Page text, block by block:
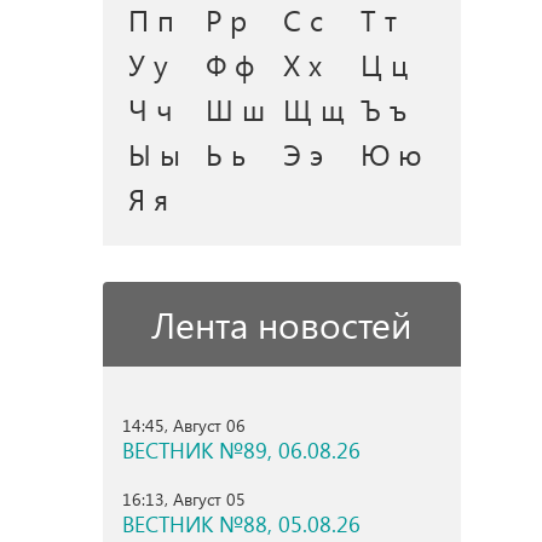
П п
Р р С с
Т т
У у
Ф ф Х х
Ц ц
Ч ч
Ш ш Щ щ Ъ ъ
Ы ы
Ь ь Э э
Ю ю
Я я
Лента новостей
14:45, Август 06
ВЕСТНИК №89, 06.08.26
16:13, Август 05
ВЕСТНИК №88, 05.08.26